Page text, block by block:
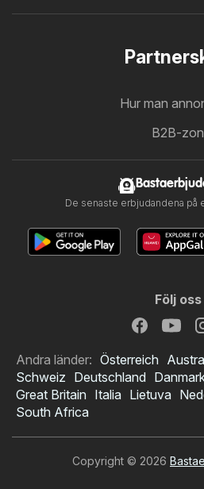
Hur man
B2B-zon
De senaste erbjudandena på
Följ oss
Andra länder: Österreich
Schweiz Deutschland
Great Britain Italia Lietuva
South Africa
Copyright © 2026